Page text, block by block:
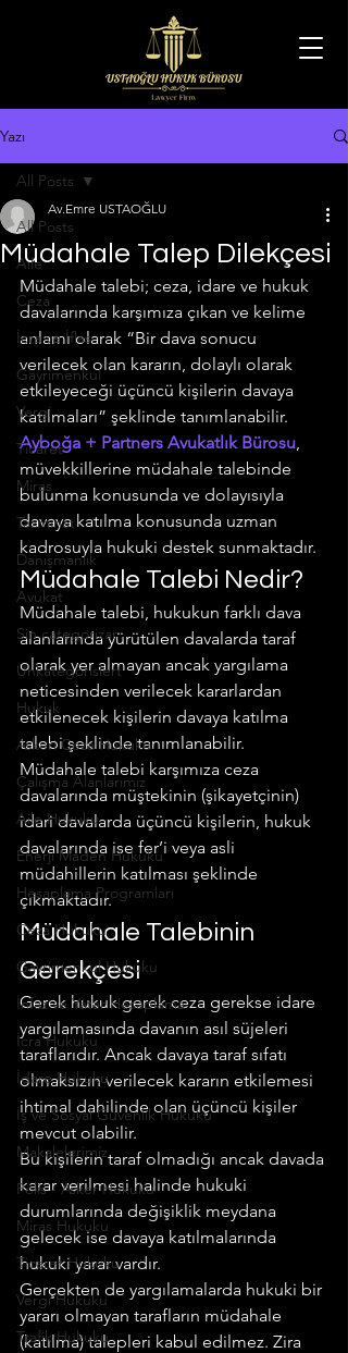
Yazı
All Posts
Aile
Ceza
İcra ve İflas
Gayrimenkul
Vergi
Ticaret
Miras
Tazminat
Danışmanlık
Avukat
Sin categorizar
Unkategorisiert
Hukuk
Askeri Ceza Hukuku
Çalışma Alanlarımız
Aile Hukuku
Enerji Maden Hukuku
Hesaplama Programları
Ceza Hukuku
Gayrimenkul Hukuku
İnfaz ve Yatar Hesaplama
İcra Hukuku
İdare Hukuku
İş ve Sosyal Güvenlik Hukuku
Makalelerimiz
Polis - Asker Hukuku
Miras Hukuku
Ticaret Hukuku
Vergi Hukuku
Trafik Hukuku
All Posts
Müdahale Talep Dilekçesi
Av.Emre USTAOĞLU
Müdahale talebi; ceza, idare ve hukuk
davalarında karşımıza çıkan ve kelime
anlamı olarak “Bir dava sonucu
verilecek olan kararın, dolaylı olarak
etkileyeceği üçüncü kişilerin davaya
katılmaları” şeklinde tanımlanabilir.
Ayboğa + Partners Avukatlık Bürosu,
müvekkillerine müdahale talebinde
bulunma konusunda ve dolayısıyla
davaya katılma konusunda uzman
kadrosuyla hukuki destek sunmaktadır.
Müdahale Talebi Nedir?
Müdahale talebi, hukukun farklı dava
alanlarında yürütülen davalarda taraf
olarak yer almayan ancak yargılama
neticesinden verilecek kararlardan
etkilenecek kişilerin davaya katılma
talebi şeklinde tanımlanabilir.
Müdahale talebi karşımıza ceza
davalarında müştekinin (şikayetçinin)
idari davalarda üçüncü kişilerin, hukuk
davalarında ise fer’i veya asli
müdahillerin katılması şeklinde
çıkmaktadır.
Müdahale Talebinin
Gerekçesi
Gerek hukuk gerek ceza gerekse idare
yargılamasında davanın asıl süjeleri
taraflarıdır. Ancak davaya taraf sıfatı
olmaksızın verilecek kararın etkilemesi
ihtimal dahilinde olan üçüncü kişiler
mevcut olabilir.
Bu kişilerin taraf olmadığı ancak davada
karar verilmesi halinde hukuki
durumlarında değişiklik meydana
gelecek ise davaya katılmalarında
hukuki yarar vardır.
Gerçekten de yargılamalarda hukuki bir
yararı olmayan tarafların müdahale
(katılma) talepleri kabul edilmez. Zira